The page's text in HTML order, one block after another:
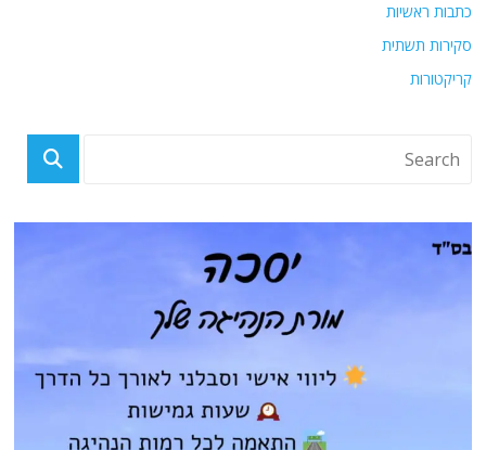
כתבות ראשיות
סקירות תשתית
קריקטורות